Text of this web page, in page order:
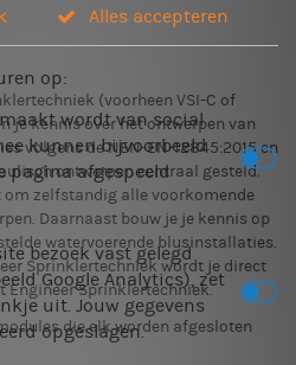
(voorheen VSI-C of
je kennis over het ontwerpen van
volgens de NEN-EN-12845:2015 en
ontwerpen centraal gesteld.
om zelfstandig alle voorkomende
Daarnaast bouw je je kennis op
watervoerende blusinstallaties.
Sprinklertechniek wordt je direct
Sprinklertechniek.
die elk worden afgesloten
Alles accepteren
op:
wordt van social
kunnen bijvoorbeeld
pagina afgespeeld
bezoek vast gelegd
Google Analytics), zet
uit. Jouw gegevens
opgeslagen.